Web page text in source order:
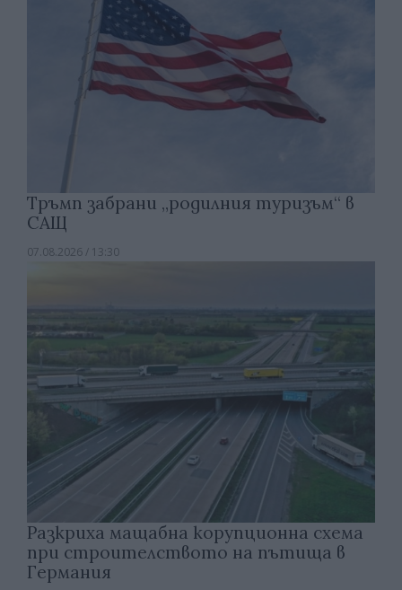
Тръмп забрани „родилния туризъм“ в
САЩ
07.08.2026 / 13:30
Разкриха мащабна корупционна схема
при строителството на пътища в
Германия